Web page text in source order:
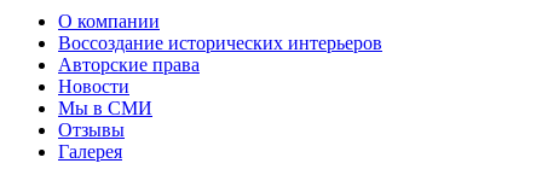
О компании
Воссоздание исторических интерьеров
Авторские права
Новости
Мы в СМИ
Отзывы
Галерея